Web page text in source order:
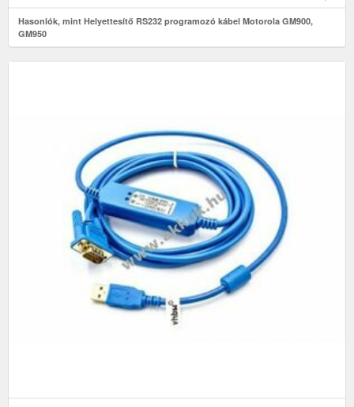
Hasonlók, mint Helyettesítő RS232 programozó kábel Motorola GM900,
GM950